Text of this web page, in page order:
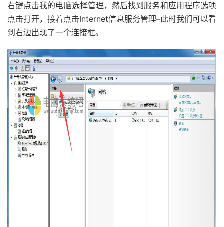
右键点击我的电脑选择管理，然后找到服务和应用程序选项
点击打开，接着点击Internet信息服务管理–此时我们可以看
到右边出现了一个连接框。